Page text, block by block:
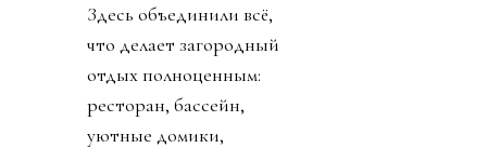
Здесь объединили всё,
что делает загородный
отдых полноценным:
ресторан, бассейн,
уютные домики,